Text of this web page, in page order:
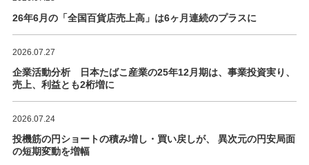
26年6月の「全国百貨店売上高」は6ヶ月連続のプラスに
2026.07.27
企業活動分析 日本たばこ産業の25年12月期は、事業投資実り、
売上、利益とも2桁増に
2026.07.24
投機筋の円ショートの積み増し・買い戻しが、 異次元の円安局面
の短期変動を増幅